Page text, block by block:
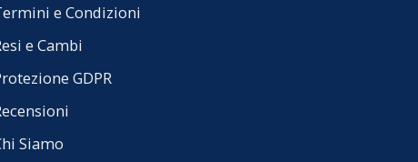
e Condizioni
e Cambi
GDPR
Siamo